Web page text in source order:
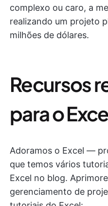
complexo ou caro, a
realizando um projeto
milhões de dólares.
Recursos
para o
Adoramos o Excel —
que temos vários
Excel no blog.
gerenciamento de